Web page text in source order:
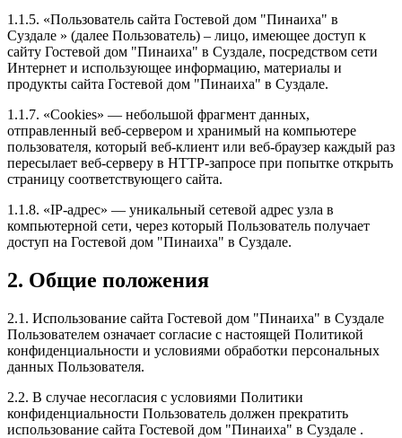
1.1.5. «Пользователь сайта Гостевой дом "Пинаиха" в
Суздале » (далее Пользователь) – лицо, имеющее доступ к
сайту Гостевой дом "Пинаиха" в Суздале, посредством сети
Интернет и использующее информацию, материалы и
продукты сайта Гостевой дом "Пинаиха" в Суздале.
1.1.7. «Cookies» — небольшой фрагмент данных,
отправленный веб-сервером и хранимый на компьютере
пользователя, который веб-клиент или веб-браузер каждый раз
пересылает веб-серверу в HTTP-запросе при попытке открыть
страницу соответствующего сайта.
1.1.8. «IP-адрес» — уникальный сетевой адрес узла в
компьютерной сети, через который Пользователь получает
доступ на Гостевой дом "Пинаиха" в Суздале.
2. Общие положения
2.1. Использование сайта Гостевой дом "Пинаиха" в Суздале
Пользователем означает согласие с настоящей Политикой
конфиденциальности и условиями обработки персональных
данных Пользователя.
2.2. В случае несогласия с условиями Политики
конфиденциальности Пользователь должен прекратить
использование сайта Гостевой дом "Пинаиха" в Суздале .